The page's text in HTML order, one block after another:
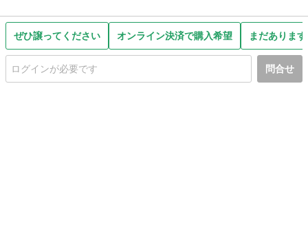
ぜひ譲ってください オンライン決済で購入希望 まだありま
問合せ